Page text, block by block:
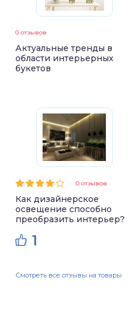
0 отзывов
Актуальные тренды в
области интерьерных
букетов
0 отзывов
Как дизайнерское
освещение способно
преобразить интерьер?
1
Смотреть все отзывы на товары